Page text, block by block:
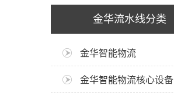
金华流水线分类
金华智能物流
金华智能物流核心设备